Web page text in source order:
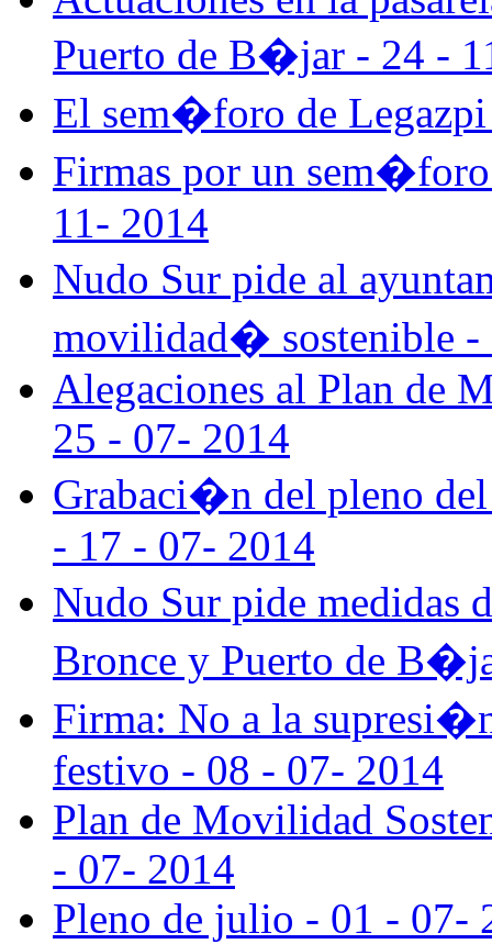
Puerto de B�jar - 24 -
El sem�foro de
Firmas por un
11- 2014
Nudo Sur pide al
movilidad� sostenible -
Alegaciones al Plan de
25 - 07- 2014
Grabaci�n del pleno
- 17 - 07- 2014
Nudo Sur pide
Bronce y Puerto de
Firma: No a la
festivo - 08 - 07- 2014
Plan de Movilidad
- 07- 2014
Pleno de julio - 01 - 07-